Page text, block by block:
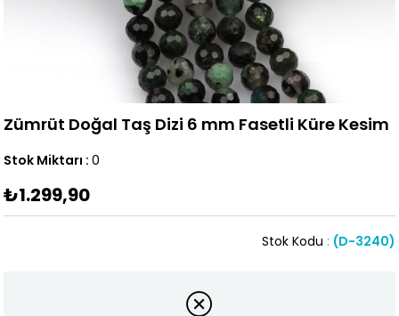
Zümrüt Doğal Taş Dizi 6 mm Fasetli Küre Kesim
Stok Miktarı : 0
₺1.299,90
(D-3240)
Stok Kodu